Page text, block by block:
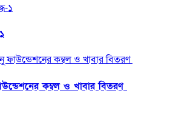
কম্বল ও খাবার বিতরণ